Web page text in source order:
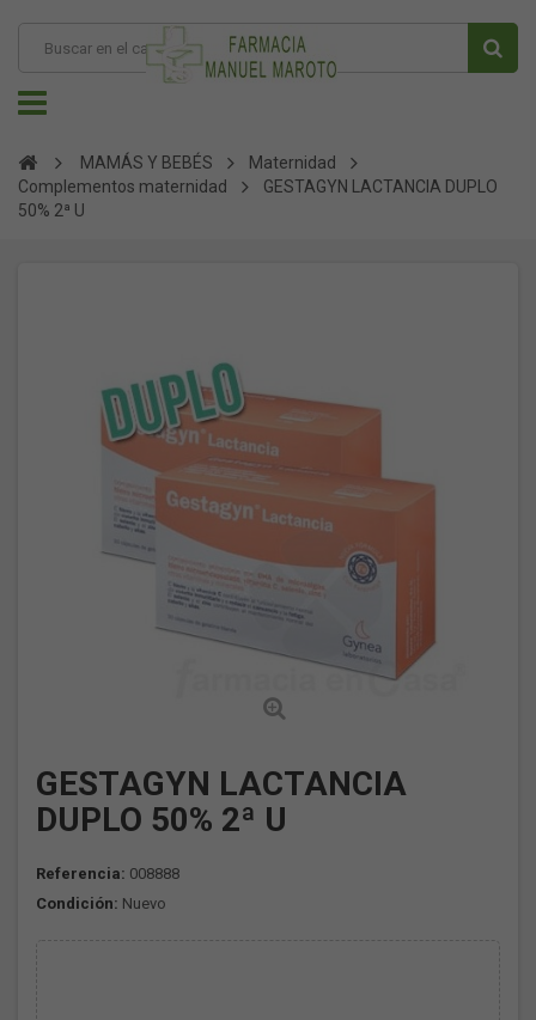
MAMÁS Y BEBÉS
Maternidad
Complementos maternidad
GESTAGYN LACTANCIA DUPLO
50% 2ª U
GESTAGYN LACTANCIA
DUPLO 50% 2ª U
Referencia: 008888
Condición: Nuevo